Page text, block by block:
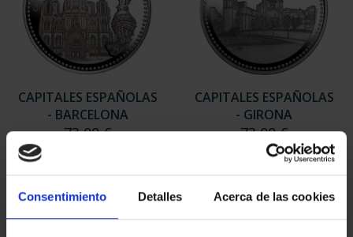
Consentimiento Detalles Acerca de las cookies
CAPITALES ESPAÑOLAS
- BARCELONA
73,00 €
CAPITALES ESPAÑOLAS
- GIRONA
73,00 €